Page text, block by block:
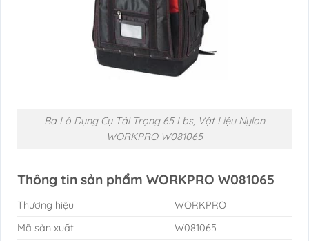
Ba Lô Dụng Cụ Tải Trọng 65 Lbs, Vật Liệu Nylon
WORKPRO W081065
Thông tin sản phẩm WORKPRO W081065
Thương hiệu
WORKPRO
Mã sản xuất
W081065